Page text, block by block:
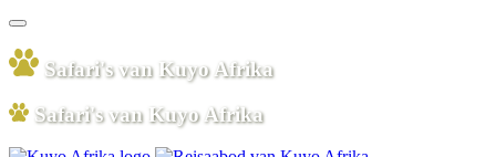
Safari's van Kuyo Afrika
Safari's van Kuyo Afrika